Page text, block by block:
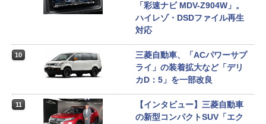
「彩速ナビ MDV-Z904W」。
ハイレゾ・DSDファイル再生
対応
10
三菱自動車、「ACパワーサプ
ライ」の装着拡大など「デリ
カD：5」を一部改良
11
【インタビュー】三菱自動車
の新型コンパクトSUV「エク